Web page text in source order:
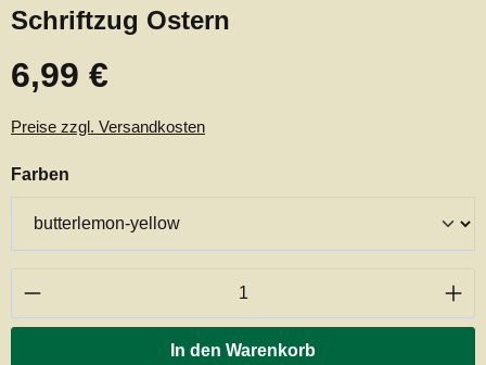
Schriftzug Ostern
Regulärer Preis:
6,99 €
Preise zzgl. Versandkosten
Farben
Produkt Anzahl: Gib den gewünschten
In den Warenkorb